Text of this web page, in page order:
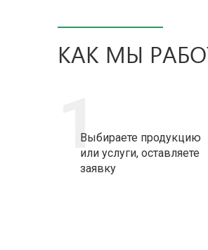
КАК МЫ
1
Выбираете продукцию
или услуги, оставляете
заявку